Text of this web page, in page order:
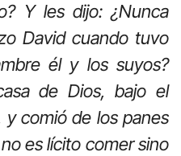
Y les dijo: ¿Nunca
David cuando tuvo
él y los suyos?
de Dios, bajo el
comió de los panes
es lícito comer sino